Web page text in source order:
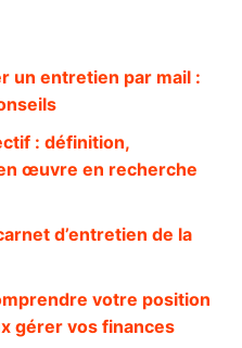
un entretien par mail :
: définition,
œuvre en recherche
d’entretien de la
votre position
gérer vos finances